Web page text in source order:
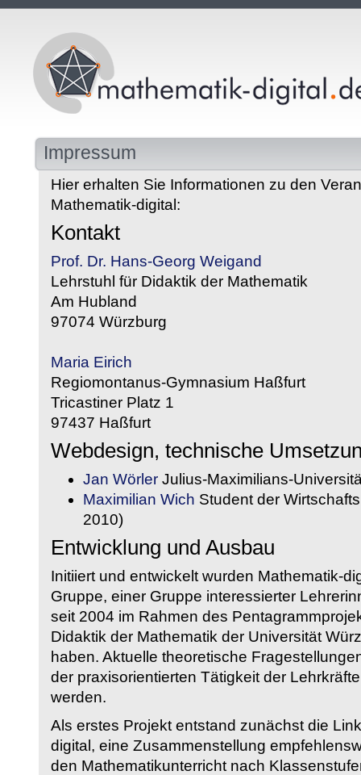
Impressum
Hier erhalten Sie Informationen zu den
Mathematik-digital:
Kontakt
Prof. Dr. Hans-Georg Weigand
Lehrstuhl für Didaktik der Mathematik
Am Hubland
97074 Würzburg
Maria Eirich
Regiomontanus-Gymnasium Haßfurt
Tricastiner Platz 1
97437 Haßfurt
Webdesign, technische
Jan Wörler Julius-Maximilians-
Maximilian Wich Student der
2010)
Entwicklung und Ausbau
Initiiert und entwickelt wurden Mathematik-
Gruppe, einer Gruppe interessierter
seit 2004 im Rahmen des
Didaktik der Mathematik der Universität
haben. Aktuelle theoretische
der praxisorientierten Tätigkeit der
werden.
Als erstes Projekt entstand zunächst die
digital, eine Zusammenstellung
den Mathematikunterricht nach